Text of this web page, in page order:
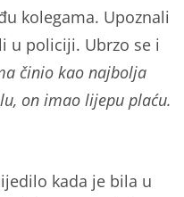
kolegama. Upoznali
u policiji. Ubrzo se i
činio kao najbolja
on imao lijepu plaću.
kada je bila u